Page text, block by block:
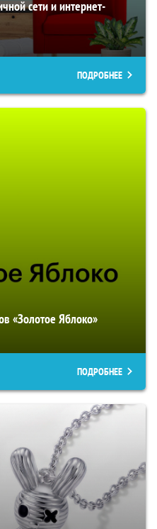
сети и интернет-
ПОДРОБНЕЕ
«Золотое Яблоко»
ПОДРОБНЕЕ